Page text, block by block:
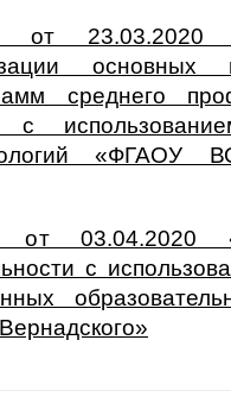
23.03.2020
основных
среднего
с
03.04.2020
с